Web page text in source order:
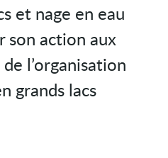
et nage en eau
son action aux
l’organisation
grands lacs